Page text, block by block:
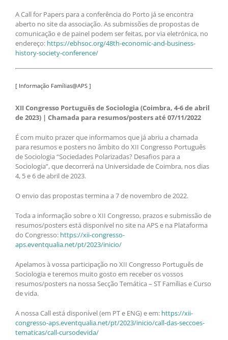
A Call for Papers para a conferência do Porto já se encontra
aberto no site da associação. As submissões de propostas de
comunicação e de painel podem ser feitas, por via eletrónica, no
endereço: https://ebhsoc.org/48th-economic-and-business-
history-society-conference/
[ Informação Famílias@APS ]
XII Congresso Português de Sociologia (Coimbra, 4-6 de abril
de 2023) | Chamada para resumos/posters até 07/11/2022
É com muito prazer que informamos que já abriu a chamada
para resumos e posters no âmbito do XII Congresso Português
de Sociologia “Sociedades Polarizadas? Desafios para a
Sociologia”, que decorrerá na Universidade de Coimbra, nos dias
4, 5 e 6 de abril de 2023.
O envio das propostas termina a 7 de novembro de 2022.
Toda a informação sobre o XII Congresso, prazos e submissão de
resumos/posters está disponível no site na APS e na Plataforma
do Congresso: https://xii-congresso-
aps.eventqualia.net/pt/2023/inicio/
Apelamos à vossa participação no XII Congresso Português de
Sociologia e teremos muito gosto em receber os vossos
resumos/posters na nossa Secção Temática – ST Famílias e Curso
de vida.
A nossa Call está disponível (em PT e ENG) e em: https://xii-
congresso-aps.eventqualia.net/pt/2023/inicio/call-das-seccoes-
tematicas/call-cursodevida/